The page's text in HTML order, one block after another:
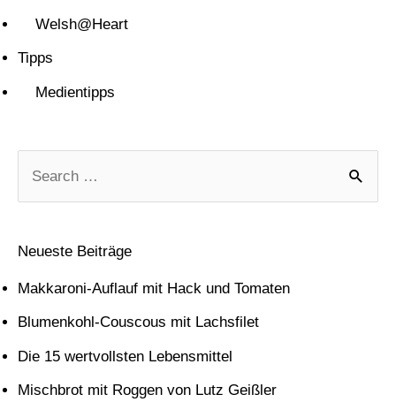
Welsh@Heart
Tipps
Medientipps
n
n
a
Neueste Beiträge
Makkaroni-Auflauf mit Hack und Tomaten
Blumenkohl-Couscous mit Lachsfilet
Die 15 wertvollsten Lebensmittel
Mischbrot mit Roggen von Lutz Geißler